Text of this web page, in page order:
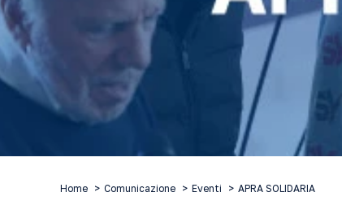
Home Comunicazione Eventi APRA SOLIDARIA